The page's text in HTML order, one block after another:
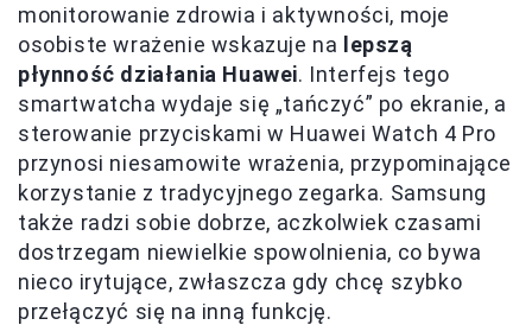
monitorowanie zdrowia i aktywności, moje
osobiste wrażenie wskazuje na
lepszą
płynność działania Huawei. Interfejs tego
smartwatcha wydaje się „tańczyć” po ekranie, a
sterowanie przyciskami w Huawei Watch 4 Pro
przynosi niesamowite wrażenia, przypominające
korzystanie z tradycyjnego zegarka. Samsung
także radzi sobie dobrze, aczkolwiek czasami
dostrzegam niewielkie spowolnienia, co bywa
nieco irytujące, zwłaszcza gdy chcę szybko
przełączyć się na inną funkcję.